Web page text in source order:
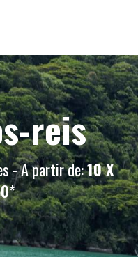
reis
- A partir de:10 X
*